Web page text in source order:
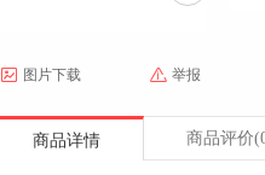
 举报
 图片下载
商品详情 商品评价